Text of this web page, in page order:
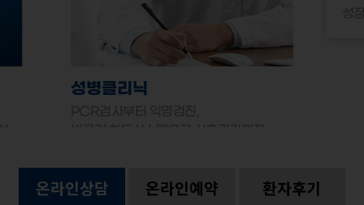
성병클리닉
온라인상담 온라인예약 환자후기